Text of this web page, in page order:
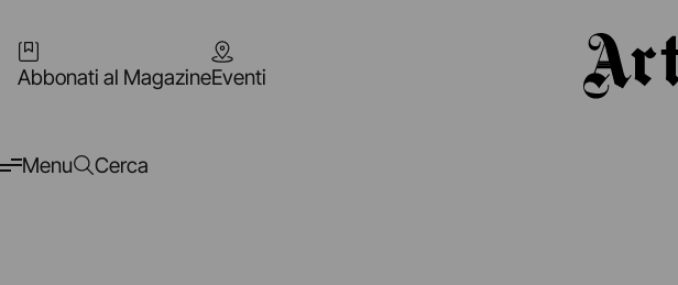
Abbonati al MagazineEventi
Menu Cerca